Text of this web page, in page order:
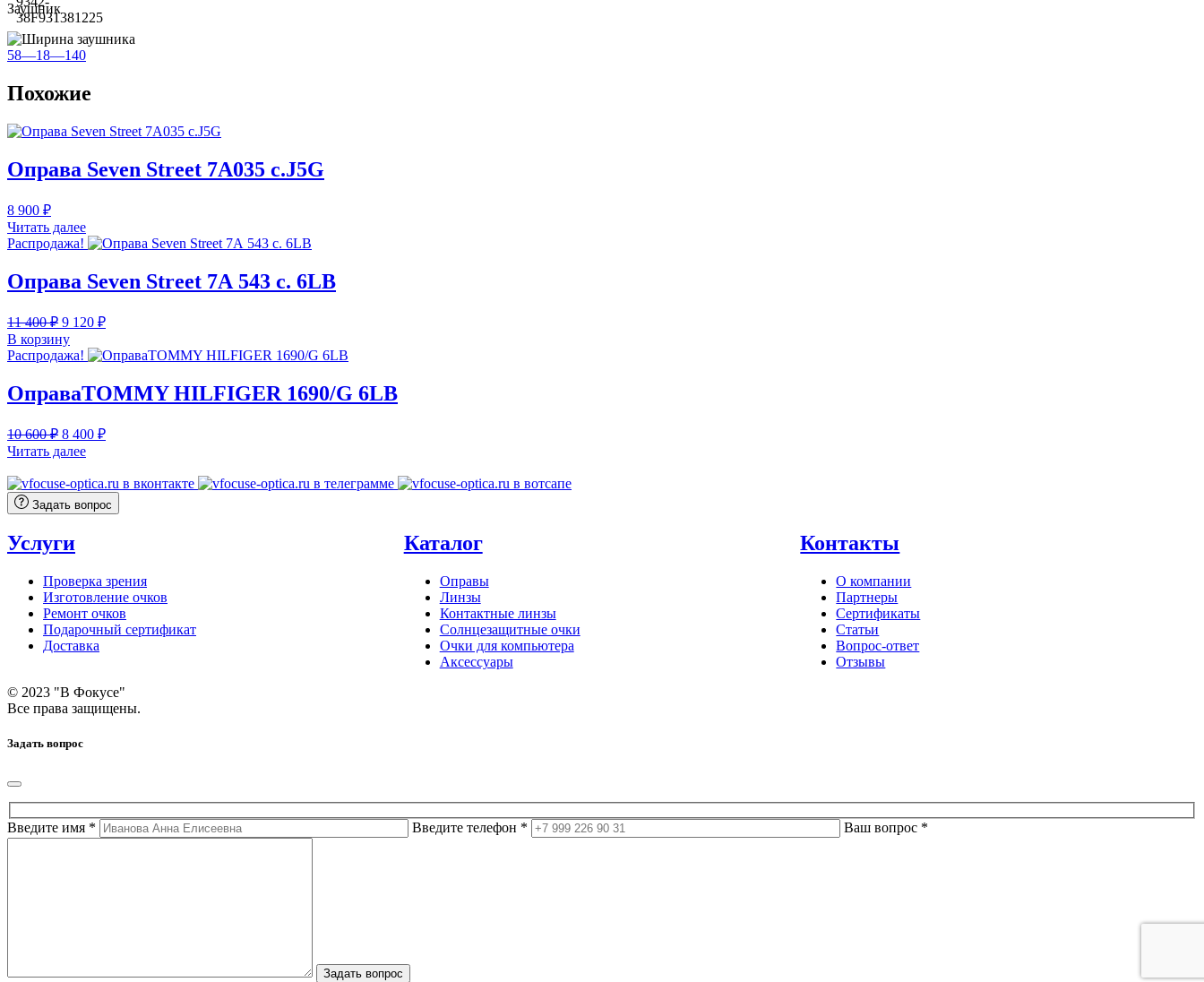
Заушник
58—18—140
Похожие
Оправа Seven Street 7А035 c.J5G
8 900 ₽
Читать далее
Распродажа!
Оправа Seven Street 7А 543 с. 6LB
11 400₽ Первоначальная
цена
составляла
11
400 ₽.
9 120 ₽Текущая
9
В корзину
Распродажа!
ОправаTOMMY HILFIGER 1690/G 6LB
10 600₽ Первоначальная
цена
составляла
10
600 ₽.
8 400 ₽Текущая
400 ₽.
Читать далее
Задать вопрос
Услуги
Проверка зрения
Изготовление очков
Ремонт очков
Подарочный сертификат
Доставка
Каталог
Оправы
Линзы
Контактные линзы
Солнцезащитные очки
Очки для компьютера
Аксессуары
Контакты
О компании
Партнеры
Сертификаты
Статьи
Вопрос-ответ
Отзывы
© 2023 "В Фокусе"
Все права защищены.
Задать вопрос
Введите имя * Введите телефон * Ваш вопрос *
Задать вопрос